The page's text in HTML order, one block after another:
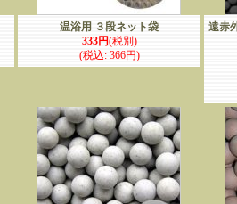
温浴用 ３段ネット袋
333円(税別)
(税込:366円)
遠赤